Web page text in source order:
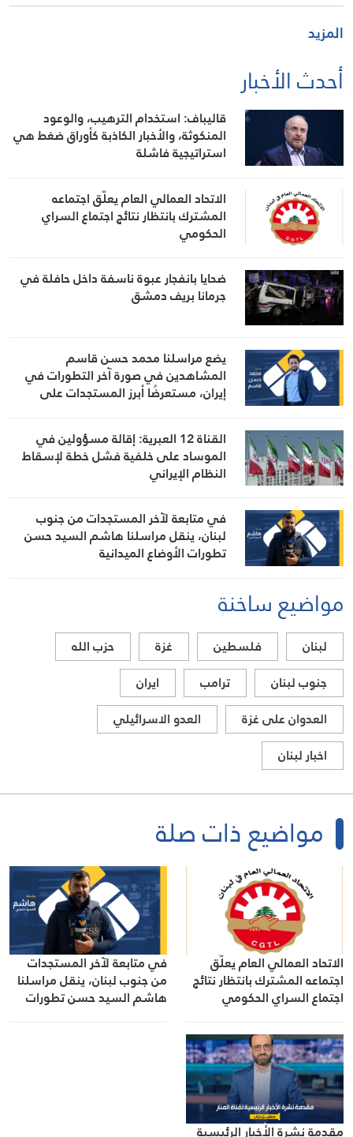
المزيد
أحدث الأخبار
قاليباف: استخدام الترهيب، والوعود
المنكوثة، والأخبار الكاذبة كأوراق ضغط هي
استراتيجية فاشلة
الاتحاد العمالي العام يعلّق اجتماعه
المشترك بانتظار نتائج اجتماع السراي
الحكومي
ضحايا بانفجار عبوة ناسفة داخل حافلة في
جرمانا بريف دمشق
يضع مراسلنا محمد حسن قاسم
المشاهدين في صورة آخر التطورات في
إيران، مستعرضًا أبرز المستجدات على
المواقف الرسمية وأبرز التطورات ذات
الصلة بالشأنين الداخلي والإقليمي
القناة 12 العبرية: إقالة مسؤولين في
الموساد على خلفية فشل خطة لإسقاط
النظام الإيراني
في متابعة لآخر المستجدات من جنوب
لبنان، ينقل مراسلنا هاشم السيد حسن
تطورات الأوضاع الميدانية
مواضيع ساخنة
لبنان فلسطين غزة
حزب الله
جنوب لبنان
ترامب
ايران
العدوان على غزة
العدو الاسرائيلي
اخبار لبنان
مواضيع ذات صلة
الاتحاد العمالي العام يعلّق
اجتماعه المشترك بانتظار نتائج
اجتماع السراي الحكومي
في متابعة لآخر المستجدات
من جنوب لبنان، ينقل مراسلنا
هاشم السيد حسن تطورات
مقدمة نشرة الأخبار الرئيسية